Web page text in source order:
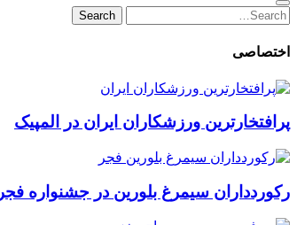
Search
for:
Search
اختصاصی
پرافتخارترین ورزشکاران ایران در المپیک
رکوردداران سیمرغ بلورین در جشنواره فجر